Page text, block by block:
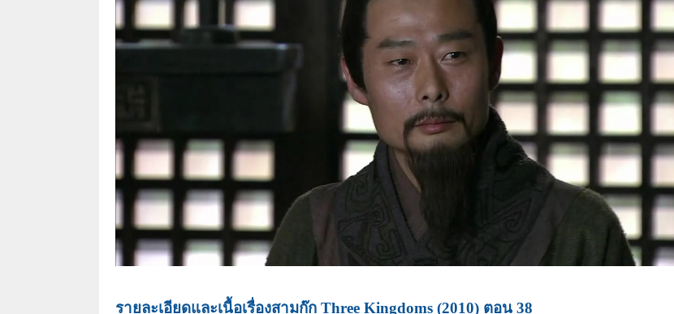
รายละเอียดและเนื้อเรื่องสามก๊ก Three Kingdoms (2010) ตอน 38